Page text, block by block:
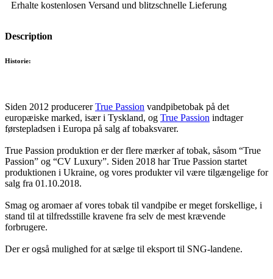
Erhalte kostenlosen Versand und blitzschnelle Lieferung
Description
Historie:
Siden 2012 producererTrue Passion vandpibetobak på det
europæiske marked, især i Tyskland, og True Passion indtager
førstepladsen i Europa på salg af tobaksvarer.
True Passion produktion er der flere mærker af tobak, såsom “True
Passion” og “CV Luxury”. Siden 2018 har True Passion startet
produktionen i Ukraine, og vores produkter vil være tilgængelige for
salg fra 01.10.2018.
Smag og aromaer af vores tobak til vandpibe er meget forskellige, i
stand til at tilfredsstille kravene fra selv de mest krævende
forbrugere.
Der er også mulighed for at sælge til eksport til SNG-landene.